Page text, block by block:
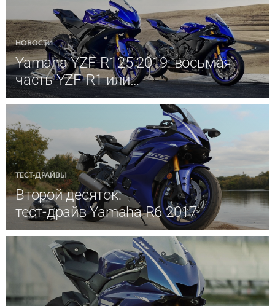
НОВОСТИ
Yamaha YZF-R125 2019: восьмая
часть YZF-R1 или…
ТЕСТ-ДРАЙВЫ
Второй десяток:
тест-драйв Yamaha R6 2017